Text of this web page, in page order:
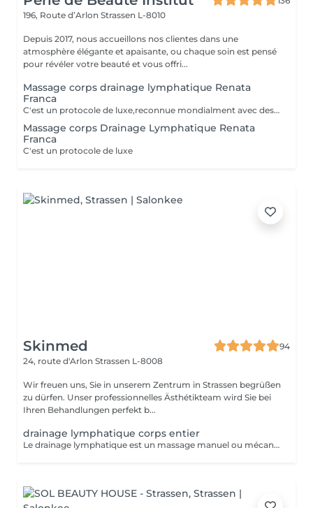
196, Route d’Arlon Strassen L-8010
Depuis 2017, nous accueillons nos clientes dans une
atmosphère élégante et apaisante, ou chaque soin est pensé
pour révéler votre beauté et vous offri...
Massage corps drainage lymphatique Renata
Franca
C'est un protocole de luxe,reconnue mondialment avec des bienfats immédiats, tant esthétiques que thérapeutiques. Le drainage lymphatique selon la méthode Renata França est totalement différent des autres drainages disponibles sur le marché. Avec une pression ferme et un rythme plus soutenu, des pompages et des manuvres exclusives font de cette méthode une technique remarquable, aux résultats impressionnants et immédiats. Cette technique réduit les dèmes, active la circulation sanguine et stimule un réseau complexe de vaisseaux qui transportent les fluides corporels, combattant ainsi la redoutée cellulite. Le résultat est un corps moins gonflé et plus sculpté, avec un métabolisme accéléré et une sensation de bien-être.
Massage corps Drainage Lymphatique Renata
Franca
C'est un protocole de luxe
Skinmed
94
24, route d'Arlon Strassen L-8008
Wir freuen uns, Sie in unserem Zentrum in Strassen begrüßen
zu dürfen. Unser professionnelles Ästhétikteam wird Sie bei
Ihren Behandlungen perfekt b...
drainage lymphatique corps entier
Le drainage lymphatique est un massage manuel ou mécanique qui suit le trajet du système lymphatique afin de décongestionner les tissus, éliminer les toxines, et renforcer le système immunitaire. Il est souvent utilisé pour lutter contre la rétention d'eau, les jambes lourdes, les dèmes, ou pour favoriser la récupération post-opératoire ou post-traumatique. Contre-indications : - Infections aiguës - Thrombose / phlébite - Insuffisance cardiaque non compensée - cancer / Tumeurs malignes (sans avis médical) - Fièvre - règles hémorragiques / premiers 5 jours de règles - surcharge rénale - pathologies liées à l'appareil reproducteur - maladies de la peau - les ecchymoses - dysfonctionnement du système immunitaire